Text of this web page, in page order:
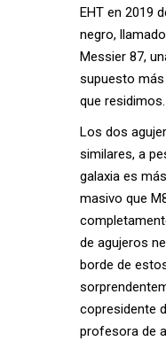
EHT en 2019
negro,
Messier 87,
supuesto más
que residimos.
Los dos
similares, a
galaxia es
masivo que
de agujeros
borde de
copresidente
profesora de